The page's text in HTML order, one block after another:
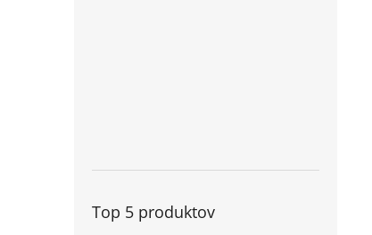
Top 5 produktov